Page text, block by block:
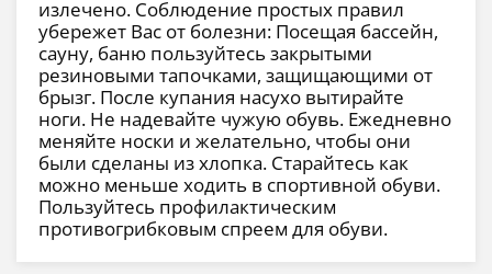
излечено. Соблюдение простых правил
убережет Вас от болезни: Посещая бассейн,
сауну, баню пользуйтесь закрытыми
резиновыми тапочками, защищающими от
брызг. После купания насухо вытирайте
ноги. Не надевайте чужую обувь. Ежедневно
меняйте носки и желательно, чтобы они
были сделаны из хлопка. Старайтесь как
можно меньше ходить в спортивной обуви.
Пользуйтесь профилактическим
противогрибковым спреем для обуви.